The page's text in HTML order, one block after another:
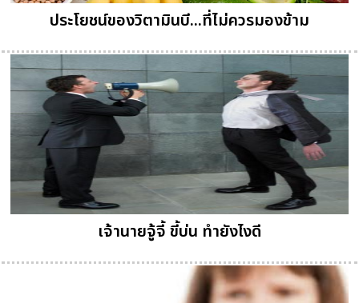
ประโยชน์ของวิตามินบี...ที่ไม่ควรมองข้าม
เจ้านายจู้จี้ ขี้บ่น ทำยังไงดี